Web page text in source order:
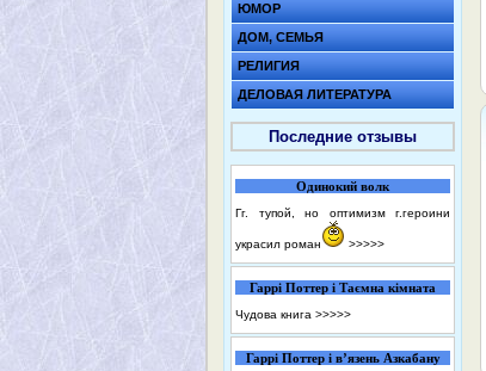
ЮМОР
ДОМ, СЕМЬЯ
РЕЛИГИЯ
ДЕЛОВАЯ ЛИТЕРАТУРА
Последние отзывы
Одинокий волк
Гг. тупой, но оптимизм г.героини
украсил роман >>>>>
Гаррі Поттер і Таємна кімната
Чудова книга >>>>>
Гаррі Поттер і в’язень Азкабану